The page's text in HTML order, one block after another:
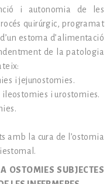
i autonomia de les
quirúrgic, programat
estoma d’alimentació
de la patologia
i jejunostomies.
ileostomies i urostomies.
amb la cura de l’ostomia
.
OSTOMIES SUBJECTES